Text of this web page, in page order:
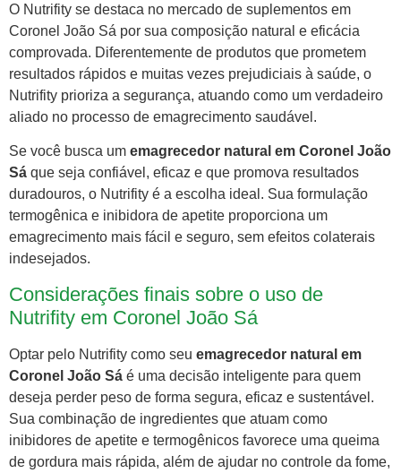
O Nutrifity se destaca no mercado de suplementos em
Coronel João Sá por sua composição natural e eficácia
comprovada. Diferentemente de produtos que prometem
resultados rápidos e muitas vezes prejudiciais à saúde, o
Nutrifity prioriza a segurança, atuando como um verdadeiro
aliado no processo de emagrecimento saudável.
Se você busca um emagrecedor natural em Coronel João
Sá que seja confiável, eficaz e que promova resultados
duradouros, o Nutrifity é a escolha ideal. Sua formulação
termogênica e inibidora de apetite proporciona um
emagrecimento mais fácil e seguro, sem efeitos colaterais
indesejados.
Considerações finais sobre o uso de
Nutrifity em Coronel João Sá
Optar pelo Nutrifity como seu emagrecedor natural em
Coronel João Sá é uma decisão inteligente para quem
deseja perder peso de forma segura, eficaz e sustentável.
Sua combinação de ingredientes que atuam como
inibidores de apetite e termogênicos favorece uma queima
de gordura mais rápida, além de ajudar no controle da fome,